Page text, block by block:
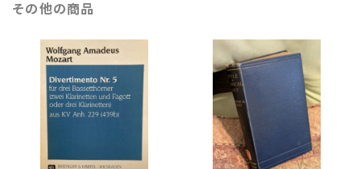
古楽以外
その他の商品